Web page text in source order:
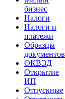
бизнес
Налоги
Налоги и
платежи
Образцы
документов
ОКВЭД
Открытие
ИП
Отпускные